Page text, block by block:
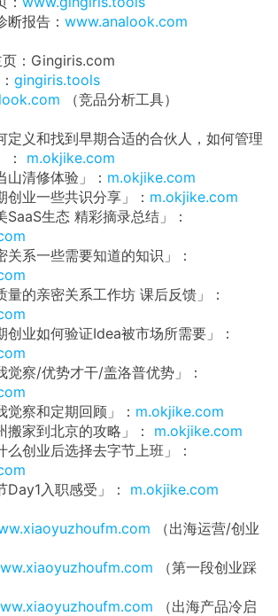
断报告： www.analook.com
：Gingiris.com
gingiris.tools
（竞品分析工具）
定义和找到早期合适的合伙人，如何管理
： m.okjike.com
山清修体验」： m.okjike.com
创业一些共识分享」： m.okjike.com
SaaS生态 精彩摘录总结」：
关系一些需要知道的知识」：
量的亲密关系工作坊 课后反馈」：
创业如何验证Idea被市场所需要」：
觉察/优势才干/盖洛普优势」：
觉察和定期回顾」： m.okjike.com
搬家到北京的攻略」： m.okjike.com
么创业后选择去字节上班」：
Day1入职感受」： m.okjike.com
（出海运营/创业
（第一段创业踩
（出海产品冷启